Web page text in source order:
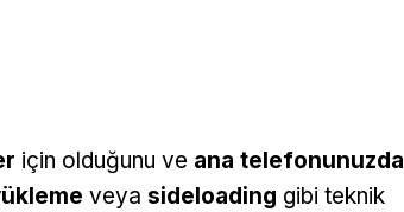
için olduğunu ve ana telefonunuzda
veya sideloading gibi teknik